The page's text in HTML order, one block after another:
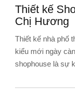
Thiết kế
Chị Hương
Thiết kế nhà phố
kiểu mới ngày
shophouse là sự